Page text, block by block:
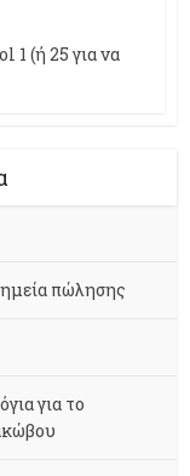
1 (ή 25 για να
πώλησης
για το